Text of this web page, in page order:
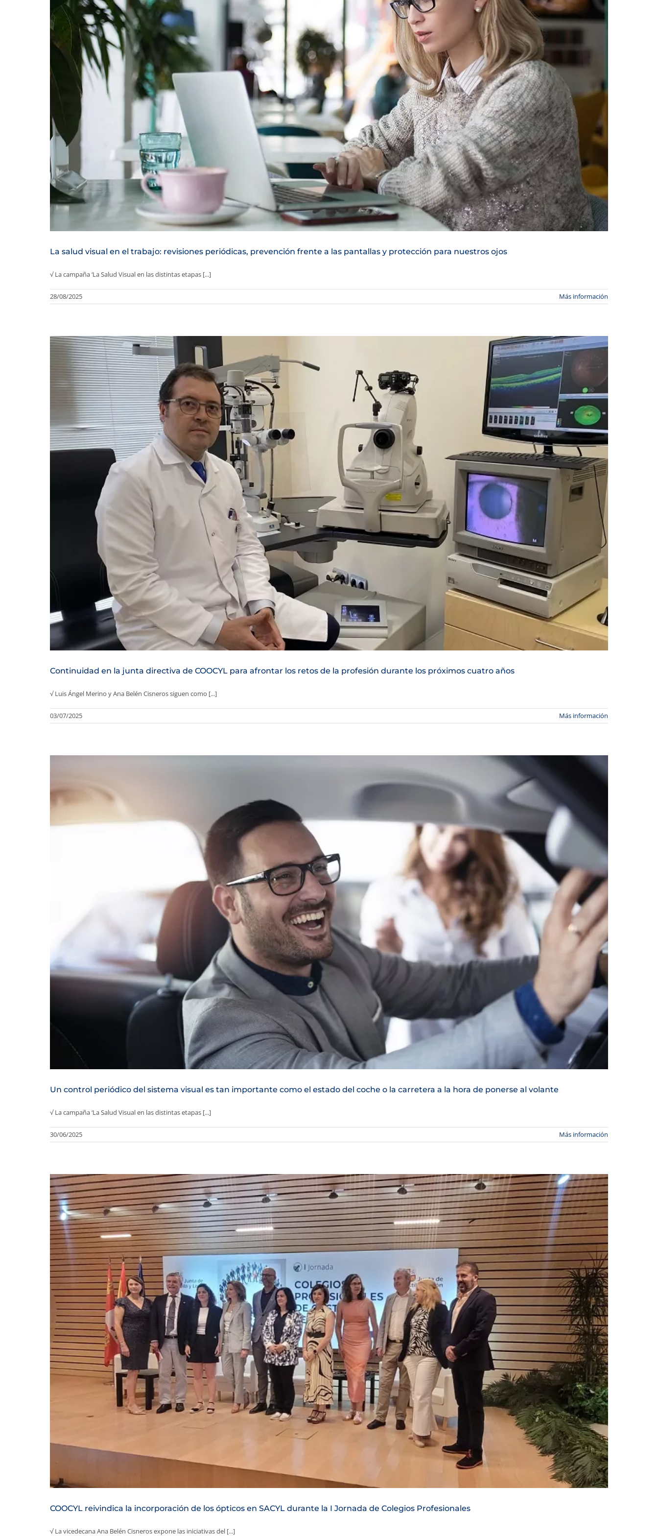
La salud visual en el trabajo: revisiones periódicas, prevención frente a las pantallas y protección para nuestros ojos
√ La campaña ‘La Salud Visual en las distintas etapas [...]
28/08/2025 Más información
Continuidad en la junta directiva de COOCYL para afrontar los retos de la profesión durante los próximos cuatro años
√ Luis Ángel Merino y Ana Belén Cisneros siguen como [...]
03/07/2025 Más información
Un control periódico del sistema visual es tan importante como el estado del coche o la carretera a la hora de ponerse al volante
√ La campaña ‘La Salud Visual en las distintas etapas [...]
30/06/2025 Más información
COOCYL reivindica la incorporación de los ópticos en SACYL durante la I Jornada de Colegios Profesionales
√ La vicedecana Ana Belén Cisneros expone las iniciativas del [...]